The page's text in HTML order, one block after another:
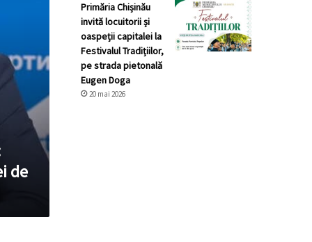
de
Primăria Chișinău
invită locuitorii și
oaspeții capitalei la
Festivalul Tradițiilor,
pe strada pietonală
Eugen Doga
20 mai 2026